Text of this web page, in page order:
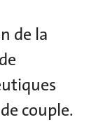
de la
couple.